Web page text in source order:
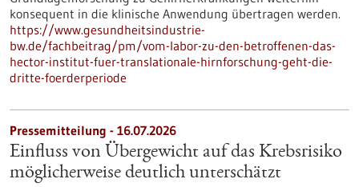
konsequent in die klinische Anwendung übertragen werden.
https://www.gesundheitsindustrie-
bw.de/fachbeitrag/pm/vom-labor-zu-den-betroffenen-das-
hector-institut-fuer-translationale-hirnforschung-geht-die-
dritte-foerderperiode
Pressemitteilung - 16.07.2026
Einfluss von Übergewicht auf das Krebsrisiko
möglicherweise deutlich unterschätzt